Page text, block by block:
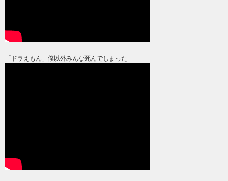
「ドラえもん」僕以外みんな死んでしまった